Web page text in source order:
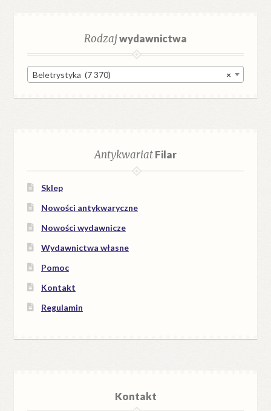
Rodzajwydawnictwa
×
Beletrystyka (7 370)
AntykwariatFilar
Sklep
Nowości antykwaryczne
Nowości wydawnicze
Wydawnictwa własne
Pomoc
Kontakt
Regulamin
Kontakt